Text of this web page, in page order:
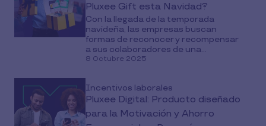
Pluxee Gift esta Navidad?
Con la llegada de la temporada
navideña, las empresas buscan
formas de reconocer y recompensar
a sus colaboradores de una...
8 Octubre 2025
Incentivos laborales
Pluxee Digital: Producto diseñado
para la Motivación y Ahorro